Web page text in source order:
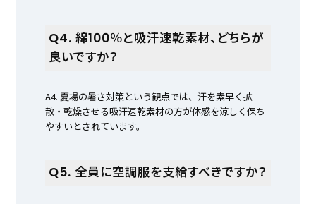
Q4. 綿100％と吸汗速乾素材、どちらが
良いですか？
A4. 夏場の暑さ対策という観点では、汗を素早く拡
散・乾燥させる吸汗速乾素材の方が体感を涼しく保ち
やすいとされています。
Q5. 全員に空調服を支給すべきですか？